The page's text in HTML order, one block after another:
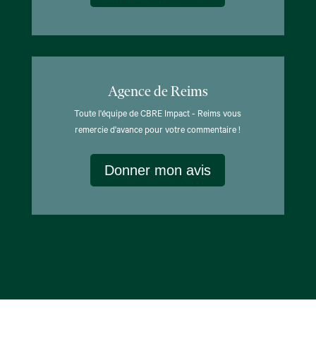
Agence de Reims
Toute l'équipe de CBRE Impact - Reims vous
remercie d'avance pour votre commentaire !
Donner mon avis